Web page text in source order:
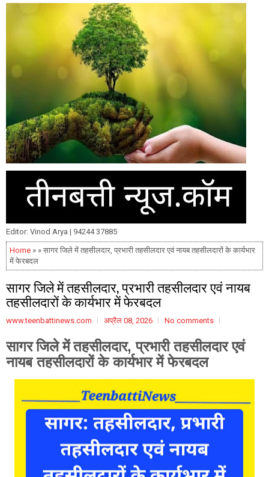
Editor: Vinod Arya | 94244 37885
Home » » सागर जिले में तहसीलदार, प्रभारी तहसीलदार एवं नायब तहसीलदारों के कार्यभार
में फेरबदल
सागर जिले में तहसीलदार, प्रभारी तहसीलदार एवं नायब
तहसीलदारों के कार्यभार में फेरबदल
www.teenbattinews.com अप्रैल 08, 2026 No comments
सागर जिले मेंतहसीलदार, प्रभारी तहसीलदार एवं
नायब तहसीलदारों के कार्यभार में फेरबदल